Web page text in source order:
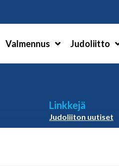
Valmennus Judoliitto
Linkkejä
Judoliiton uutiset
Materiaalit